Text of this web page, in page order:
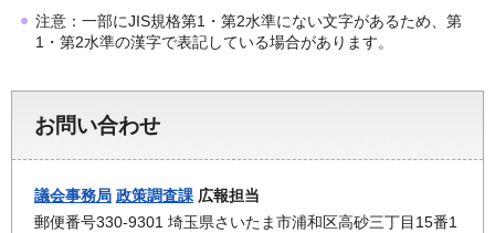
注意：一部にJIS規格第1・第2水準にない文字があるため、第
1・第2水準の漢字で表記している場合があります。
お問い合わせ
議会事務局 政策調査課 広報担当
郵便番号330-9301 埼玉県さいたま市浦和区高砂三丁目15番1